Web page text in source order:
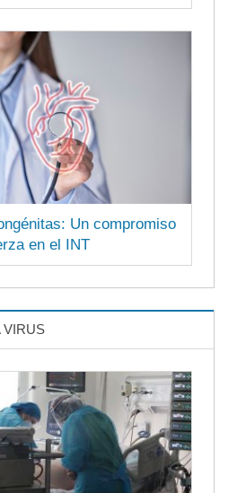
Un compromiso
en el INT
VIRUS